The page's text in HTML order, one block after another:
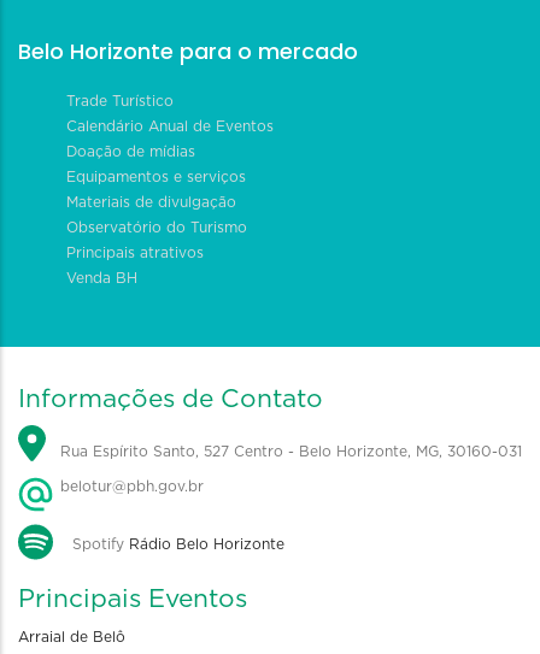
Belo Horizonte para o mercado
Trade Turístico
Calendário Anual de Eventos
Doação de mídias
Equipamentos e serviços
Materiais de divulgação
Observatório do Turismo
Principais atrativos
Venda BH
Informações de Contato
Rua Espírito Santo, 527 Centro - Belo Horizonte, MG, 30160-031
belotur@pbh.gov.br
Spotify Rádio Belo Horizonte
Principais Eventos
Arraial de Belô